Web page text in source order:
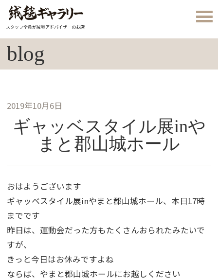
スタッフ全員が絨毯アドバイザーのお店
blog
2019年10月6日
ギャッベスタイル展inや
まと郡山城ホール
おはようございます
ギャッベスタイル展inやまと郡山城ホール、本日17時
までです
昨日は、運動会だった方もたくさんおられたみたいで
すが、
きっと今日はお休みですよね
ならば、やまと郡山城ホールにお越しください